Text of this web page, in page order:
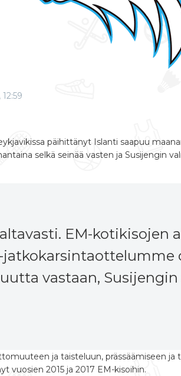
päihittänyt Islanti saapuu
selkä seinää vasten ja Susijengin
EM-kotikisojen
vastaan,
ja taisteluun, prässäämiseen
vuosien 2015 ja 2017 EM-kisoihin.